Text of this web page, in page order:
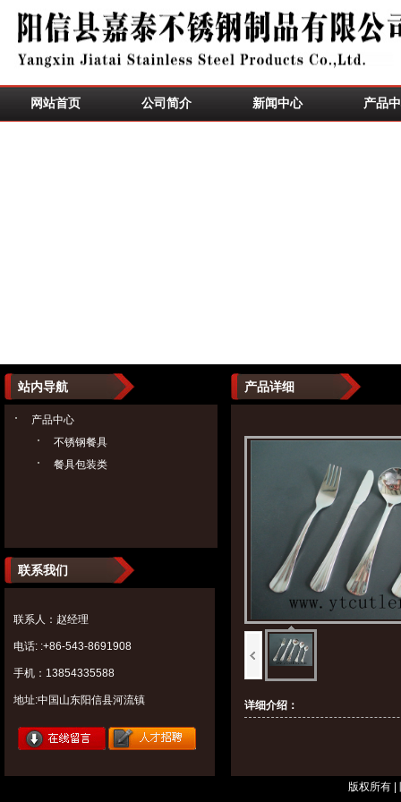
网站首页 公司简介 新闻中心 产品
产品详细
详细介绍：
站内导航
产品中心
不锈钢餐具
餐具包装类
联系我们
联系人：赵经理
电话: :+86-543-8691908
手机：13854335588
地址:中国山东阳信县河流镇
版权所有 |